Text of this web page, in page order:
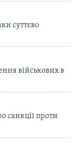
суттєво
військових в
санкції проти